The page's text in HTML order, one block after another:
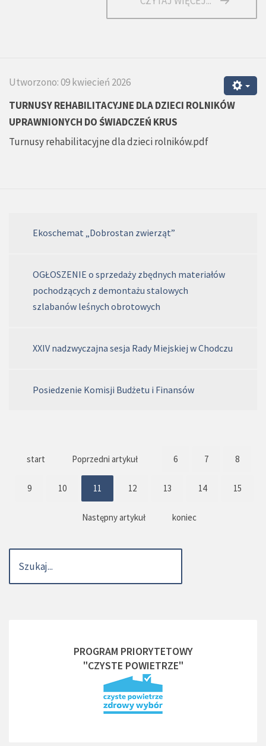
Utworzono: 09 kwiecień 2026
TURNUSY REHABILITACYJNE DLA DZIECI ROLNIKÓW
UPRAWNIONYCH DO ŚWIADCZEŃ KRUS
Turnusy rehabilitacyjne dla dzieci rolników.pdf
Ekoschemat „Dobrostan zwierząt”
OGŁOSZENIE o sprzedaży zbędnych materiałów
pochodzących z demontażu stalowych
szlabanów leśnych obrotowych
XXIV nadzwyczajna sesja Rady Miejskiej w Chodczu
Posiedzenie Komisji Budżetu i Finansów
start Poprzedni artykuł 6 7 8
9 10 11 12 13 14 15
Następny artykuł koniec
PROGRAM PRIORYTETOWY
"CZYSTE POWIETRZE"